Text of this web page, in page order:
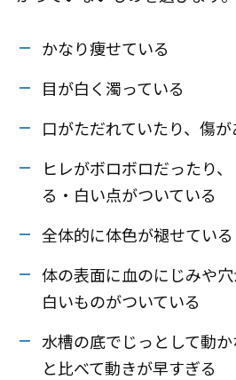
かなり痩せている
目が白く濁っている
口がただれていたり、傷が
ヒレがボロボロだったり
る・白い点がついている
全体的に体色が褪せている
体の表面に血のにじみや
白いものがついている
水槽の底でじっとして動
と比べて動きが早すぎる